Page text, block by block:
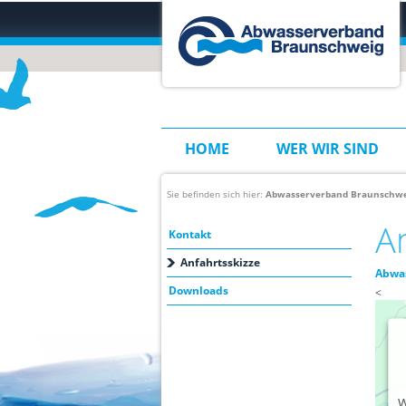
HOME WER WIR SIND
Sie befinden sich hier: Abwasserverband
Kontakt
Anfahrtsskizze
Downloads
<